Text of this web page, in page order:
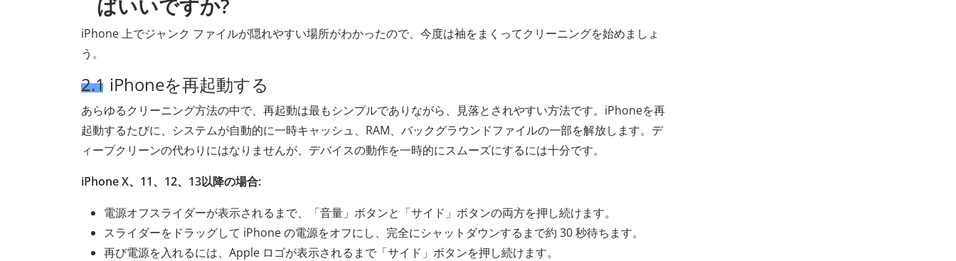
ばいいですか?
iPhone 上でジャンク ファイルが隠れやすい場所がわかったので、今度は袖をまくってクリーニングを始めましょ
う。
2.1 iPhoneを再起動する
あらゆるクリーニング方法の中で、再起動は最もシンプルでありながら、見落とされやすい方法です。iPhoneを再
起動するたびに、システムが自動的に一時キャッシュ、RAM、バックグラウンドファイルの一部を解放します。デ
ィープクリーンの代わりにはなりませんが、デバイスの動作を一時的にスムーズにするには十分です。
iPhone X、11、12、13以降の場合:
電源オフスライダーが表示されるまで、「音量」ボタンと「サイド」ボタンの両方を押し続けます。
スライダーをドラッグして iPhone の電源をオフにし、完全にシャットダウンするまで約 30 秒待ちます。
再び電源を入れるには、Apple ロゴが表示されるまで「サイド」ボタンを押し続けます。